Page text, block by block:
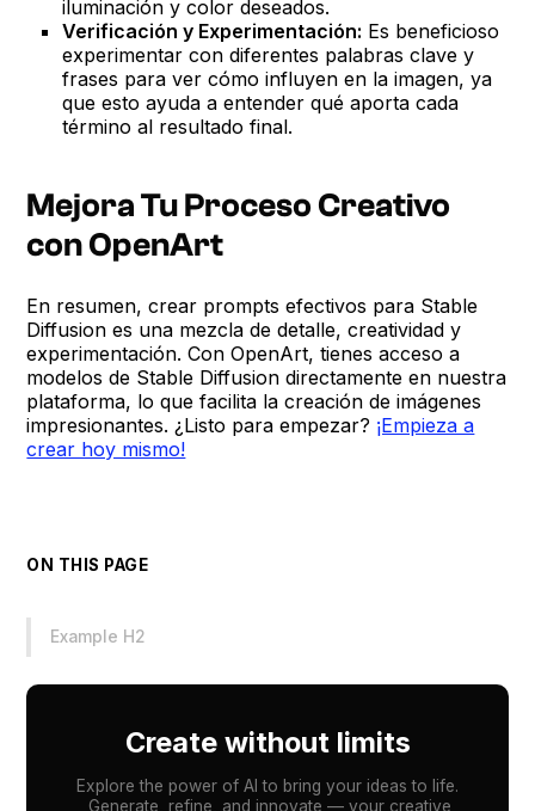
iluminación y color deseados.
Verificación y Experimentación: Es beneficioso
experimentar con diferentes palabras clave y
frases para ver cómo influyen en la imagen, ya
que esto ayuda a entender qué aporta cada
término al resultado final.
Mejora Tu Proceso Creativo
con OpenArt
En resumen, crear prompts efectivos para Stable
Diffusion es una mezcla de detalle, creatividad y
experimentación. Con OpenArt, tienes acceso a
modelos de Stable Diffusion directamente en nuestra
plataforma, lo que facilita la creación de imágenes
impresionantes. ¿Listo para empezar? ¡Empieza a
crear hoy mismo!
ON THIS PAGE
Example H2
Create without limits
Explore the power of AI to bring your ideas to life.
Generate, refine, and innovate — your creative